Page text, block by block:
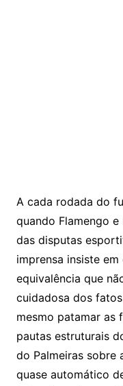
A cada rodada do
quando Flamengo
das disputas
imprensa insiste
equivalência que
cuidadosa dos
mesmo patamar as
pautas estruturais
do Palmeiras sobre
quase automático